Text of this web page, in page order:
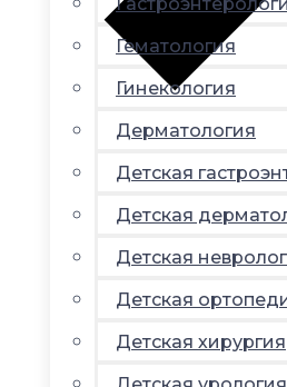
Гематология
Гинекология
Дерматология
Детская
Детская
Детская
Детская
Детская хирургия